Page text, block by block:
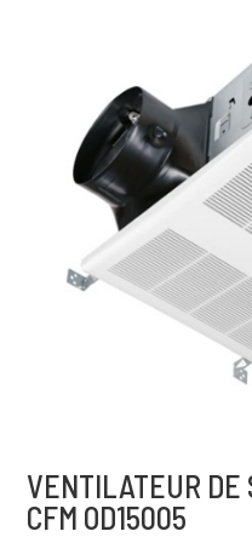
VENTILATEUR DE
CFM OD15005